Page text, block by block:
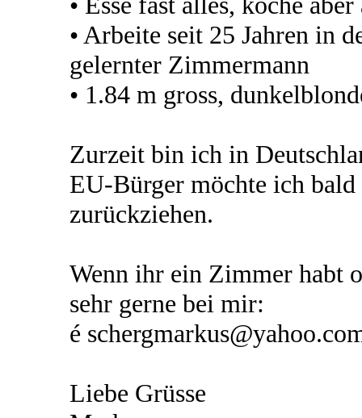
• Arbeite seit 25 Jahren in
gelernter Zimmermann
• 1.84 m gross,
Zurzeit bin ich in
EU-Bürger möchte ich
zurückziehen.
Wenn ihr ein Zimmer habt
sehr gerne bei mir:
é
Liebe Grüsse